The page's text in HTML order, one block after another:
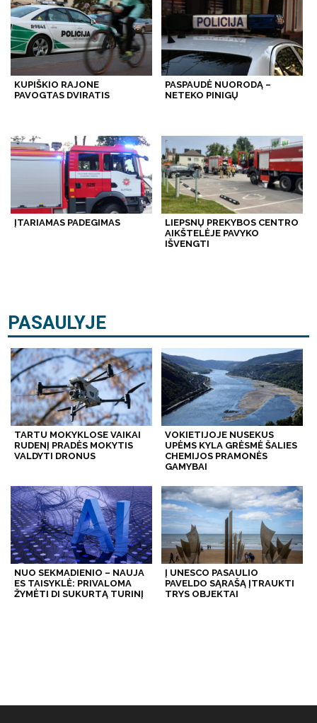
KUPIŠKIO RAJONE
PAVOGTAS DVIRATIS
PASPAUDĖ NUORODĄ –
NETEKO PINIGŲ
ĮTARIAMAS PADEGIMAS
LIEPSNŲ PREKYBOS CENTRO
AIKŠTELĖJE PAVYKO
IŠVENGTI
PASAULYJE
TARTU MOKYKLOSE VAIKAI
RUDENĮ PRADĖS MOKYTIS
VALDYTI DRONUS
VOKIETIJOJE NUSEKUS
UPĖMS KYLA GRĖSMĖ ŠALIES
CHEMIJOS PRAMONĖS
GAMYBAI
NUO SEKMADIENIO – NAUJA
ES TAISYKLĖ: PRIVALOMA
ŽYMĖTI DI SUKURTĄ TURINĮ
Į UNESCO PASAULIO
PAVELDO SĄRAŠĄ ĮTRAUKTI
TRYS OBJEKTAI